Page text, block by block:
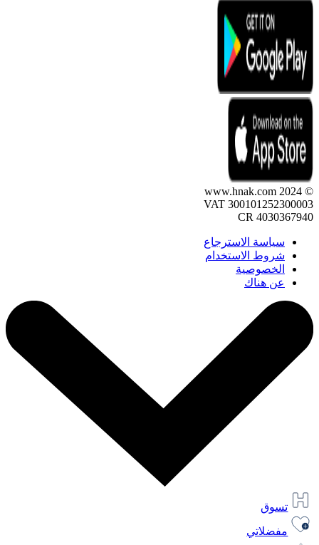
© 2024 www.hnak.com
VAT 300101252300003
CR 4030367940
سياسة الاسترجاع
شروط الاستخدام
الخصوصية
عن هناك
تسوق
مفضلاتي